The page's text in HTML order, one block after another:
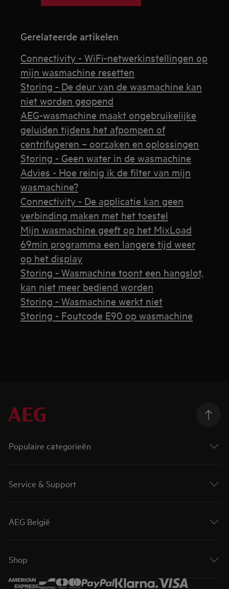
Gerelateerde artikelen
Connectivity - WiFi-netwerkinstellingen op
mijn wasmachine resetten
Storing - De deur van de wasmachine kan
niet worden geopend
AEG-wasmachine maakt ongebruikelijke
geluiden tijdens het afpompen of
centrifugeren – oorzaken en oplossingen
Storing - Geen water in de wasmachine
Advies - Hoe reinig ik de filter van mijn
wasmachine?
Connectivity - De applicatie kan geen
verbinding maken met het toestel
Mijn wasmachine geeft op het MixLoad
69min programma een langere tijd weer
op het display
Storing - Wasmachine toont een hangslot,
kan niet meer bediend worden
Storing - Wasmachine werkt niet
Storing - Foutcode E90 op wasmachine
Populaire categorieën
Service & Support
AEG België
Shop